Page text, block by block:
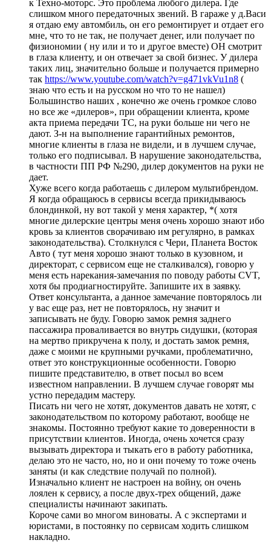
к Техно-моторс. Это проблема любого дилера. Где
слишком много передаточных звений. В гараже у д.Васи
я отдаю ему автомбиль, он его ремонтирует и отдает его
мне, что то не так, не получает денег, или получает по
физиономии ( ну или и то и другое вместе) ОН смотрит
в глаза клиенту, и он отвечает за свой бизнес. У дилера
таких лиц, значительно больше и получается примерно
так https://www.youtube.com/watch?v=g471vkVu1n8 (
знаю что есть и на русском но что то не нашел)
Большинство наших , конечно же очень громкое слово
но все же «дилеров», при обращении клиента, кроме
акта приема передачи ТС, на руки больше ни чего не
дают. З-н на выполнение гарантийных ремонтов,
многие клиенты в глаза не видели, и в лучшем случае,
только его подписывал. В нарушение законодательства,
в частности ПП РФ №290, дилер документов на руки не
дает.
Хуже всего когда работаешь с дилером мультибрендом.
Я когда обращаюсь в сервисы всегда прикидываюсь
блондинкой, ну вот такой у меня характер, *( хотя
многие дилерские центры меня очень хорошо знают ибо
кровь за клиентов сворачиваю им регулярно, в рамках
законодательства). Столкнулся с Чери, Планета Восток
Авто ( тут меня хорошо знают только в кузовном, и
директорат, с сервисом еще не сталкивался), говорю у
меня есть нарекания-замечания по поводу работы CVT,
хотя бы продиагностируйте. Запишите их в заявку.
Ответ консультанта, а данное замечание повторялось ли
у вас еще раз, нет не повторялось, ну значит и
записывать не буду. Говорю замок ремня заднего
пассажира проваливается во внутрь сидушки, (которая
на мертво прикручена к полу, и достать замок ремня,
даже с моими не крупными ручками, проблематично,
ответ это конструкционные особенности. Говорю
пишите представителю, в ответ посыл во всем
известном направлении. В лучшем случае говорят мы
устно передадим мастеру.
Писать ни чего не хотят, документов давать не хотят, с
законодательством по которому работают, вообще не
знакомы. Постоянно требуют какие то доверенности в
присутствии клиентов. Иногда, очень хочется сразу
вызывать директора и тыкать его в работу работника,
делаю это не часто, но, но и они почему то тоже очень
заняты (и как следствие получай по полной).
Изначально клиент не настроен на войну, он очень
лоялен к сервису, а после двух-трех общений, даже
специалисты начинают закипать.
Короче сами во многом виноваты. А с экспертами и
юристами, в постоянку по сервисам ходить слишком
накладно.